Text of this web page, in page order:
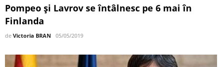
Pompeo și Lavrov se întâlnesc pe 6 mai în
Finlanda
de Victoria BRAN 05/05/2019